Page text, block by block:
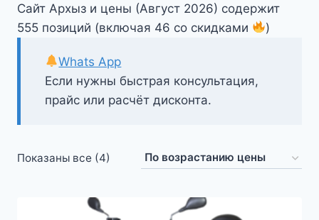
Сайт Архыз и цены (Август 2026) содержит
555 позиций (включая 46 со скидками
)
Если нужны быстрая консультация,
прайс или расчёт дисконта.
Whats App
Показаны все (4)